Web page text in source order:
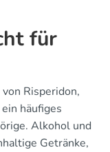
für
Risperidon,
häufiges
Alkohol und
Getränke,